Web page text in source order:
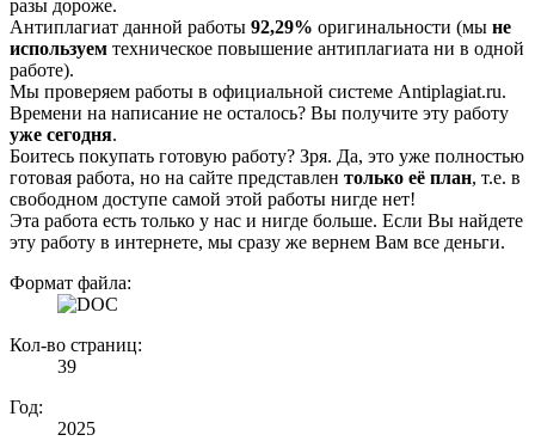
разы дороже.
Антиплагиат данной работы 92,29% оригинальности (мы не
используем техническое повышение антиплагиата ни в одной
работе).
Мы проверяем работы в официальной системе Аntiplagiat.ru.
Времени на написание не осталось? Вы получите эту работу
уже сегодня.
Боитесь покупать готовую работу? Зря. Да, это уже полностью
готовая работа, но на сайте представлен только её план, т.е. в
свободном доступе самой этой работы нигде нет!
Эта работа есть только у нас и нигде больше. Если Вы найдете
эту работу в интернете, мы сразу же вернем Вам все деньги.
Формат файла:
Кол-во страниц:
39
Год:
2025